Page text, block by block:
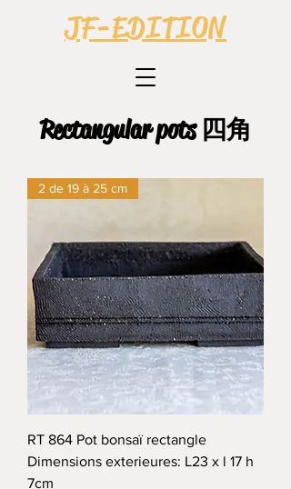
JF-EDITION
Rectangular pots 四角
2 de 19 à 25 cm
RT 864 Pot bonsaï rectangle
Dimensions exterieures: L23 x l 17 h
7cm